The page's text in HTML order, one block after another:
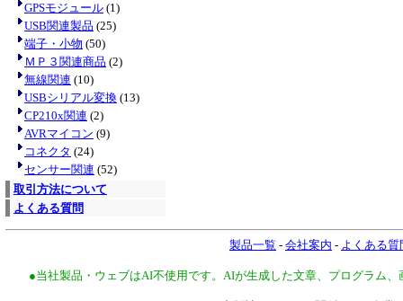
GPSモジュール (1)
USB関連製品 (25)
端子・小物 (50)
ＭＰ３関連商品 (2)
無線関連 (10)
USBシリアル変換 (13)
CP210x関連 (2)
AVRマイコン (9)
コネクタ (24)
センサー関連 (52)
取引方法について
よくある質問
製品一覧 - 会社案内 - よくある質
●当社製品・ウェブはAI不使用です。AIが生成した文章、プログラム